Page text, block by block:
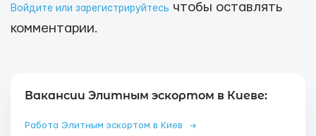
Войдите или зарегистрируйтесь чтобы оставлять
комментарии.
Вакансии Элитным эскортом в Киеве:
Работа Элитным эскортом в Киев →